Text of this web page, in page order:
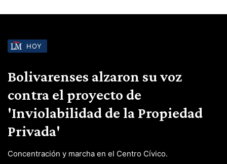
HOY
Bolivarenses alzaron su voz
contra el proyecto de
'Inviolabilidad de la Propiedad
Privada'
Concentración y marcha en el Centro Cívico.